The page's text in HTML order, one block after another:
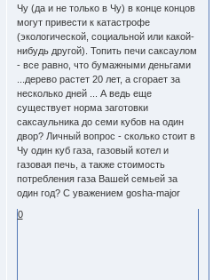
Чу (да и не только в Чу) в конце концов
могут привести к катастрофе
(экологической, социальной или какой-
нибудь другой). Топить печи саксаулом
- все равно, что бумажными деньгами
...дерево растет 20 лет, а сгорает за
несколько дней ... А ведь еще
существует норма заготовки
саксаульника до семи кубов на один
двор? Личный вопрос - сколько стоит в
Чу один куб газа, газовый котел и
газовая печь, а также стоимость
потребления газа Вашей семьей за
один год? С уважением gosha-major
0